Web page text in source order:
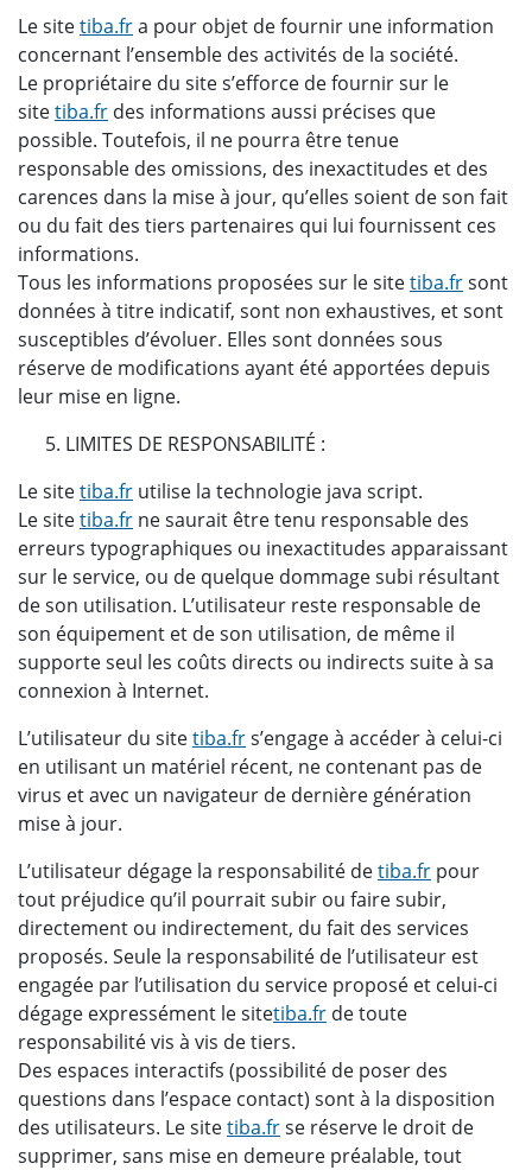
Le sitetiba.fra pour objet de fournir une information
concernant l’ensemble des activités de la société.
Le propriétaire du site s’efforce de fournir sur le
sitetiba.fr des informations aussi précises que
possible. Toutefois, il ne pourra être tenue
responsable des omissions, des inexactitudes et des
carences dans la mise à jour, qu’elles soient de son fait
ou du fait des tiers partenaires qui lui fournissent ces
informations.
Tous les informations proposées sur le sitetiba.frsont
données à titre indicatif, sont non exhaustives, et sont
susceptibles d’évoluer. Elles sont données sous
réserve de modifications ayant été apportées depuis
leur mise en ligne.
LIMITES DE RESPONSABILITÉ :
Le sitetiba.fr utilise la technologie java script.
Le sitetiba.fr ne saurait être tenu responsable des
erreurs typographiques ou inexactitudes apparaissant
sur le service, ou de quelque dommage subi résultant
de son utilisation. L’utilisateur reste responsable de
son équipement et de son utilisation, de même il
supporte seul les coûts directs ou indirects suite à sa
connexion à Internet.
L’utilisateur du sitetiba.frs’engage à accéder à celui-ci
en utilisant un matériel récent, ne contenant pas de
virus et avec un navigateur de dernière génération
mise à jour.
L’utilisateur dégage la responsabilité detiba.fr pour
tout préjudice qu’il pourrait subir ou faire subir,
directement ou indirectement, du fait des services
proposés. Seule la responsabilité de l’utilisateur est
engagée par l’utilisation du service proposé et celui-ci
dégage expressément le sitetiba.fr de toute
responsabilité vis à vis de tiers.
Des espaces interactifs (possibilité de poser des
questions dans l’espace contact) sont à la disposition
des utilisateurs. Le sitetiba.frse réserve le droit de
supprimer, sans mise en demeure préalable, tout